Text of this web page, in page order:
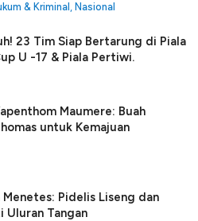
& Kriminal , Nasional
23 Tim Siap Bertarung di Piala
U -17 & Piala Pertiwi.
Maumere: Buah
untuk Kemajuan
Pidelis Liseng dan
Uluran Tangan